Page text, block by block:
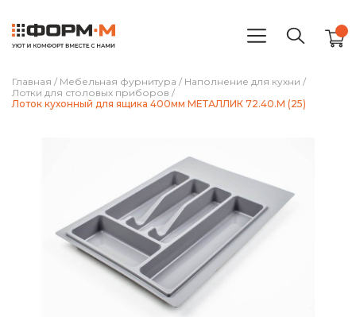
Главная / Мебельная фурнитура / Наполнение для кухни /
Лотки для столовых приборов /
Лоток кухонный для ящика 400мм МЕТАЛЛИК 72.40.M (25)